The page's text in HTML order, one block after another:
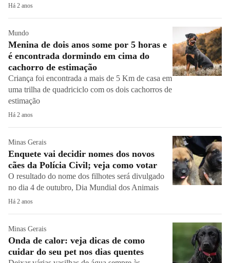
Há 2 anos
Mundo
Menina de dois anos some por 5 horas e
é encontrada dormindo em cima do
cachorro de estimação
Criança foi encontrada a mais de 5 Km de casa em
uma trilha de quadriciclo com os dois cachorros de
estimação
Há 2 anos
Minas Gerais
Enquete vai decidir nomes dos novos
cães da Polícia Civil; veja como votar
O resultado do nome dos filhotes será divulgado
no dia 4 de outubro, Dia Mundial dos Animais
Há 2 anos
Minas Gerais
Onda de calor: veja dicas de como
cuidar do seu pet nos dias quentes